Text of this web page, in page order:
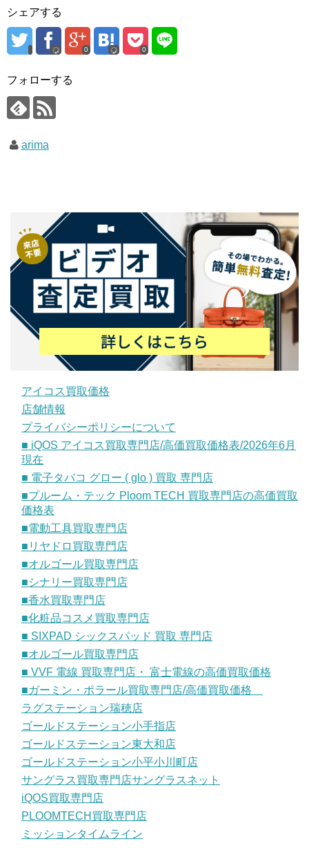
シェアする
0 0
フォローする
arima
アイコス買取価格
店舗情報
プライバシーポリシーについて
■ iQOS アイコス買取専門店/高価買取価格表/2026年6月
現在
■ 電子タバコ グロー ( glo ) 買取 専門店
■プルーム・テック Ploom TECH 買取専門店の高価買取
価格表
■電動工具買取専門店
■リヤドロ買取専門店
■オルゴール買取専門店
■シナリー買取専門店
■香水買取専門店
■化粧品コスメ買取専門店
■ SIXPAD シックスパッド 買取 専門店
■オルゴール買取専門店
■ VVF 電線 買取専門店・ 富士電線の高価買取価格
■ガーミン・ポラール買取専門店/高価買取価格
ラグステーション瑞穂店
ゴールドステーション小手指店
ゴールドステーション東大和店
ゴールドステーション小平小川町店
サングラス買取専門店サングラスネット
iQOS買取専門店
PLOOMTECH買取専門店
ミッションタイムライン